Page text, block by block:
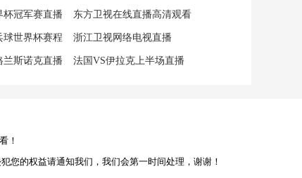
杯冠军赛直播 东方卫视在线直播高清观看
球世界杯赛程 浙江卫视网络电视直播
兰斯诺克直播 法国VS伊拉克上半场直播
！
您的权益请通知我们，我们会第一时间处理，谢谢！